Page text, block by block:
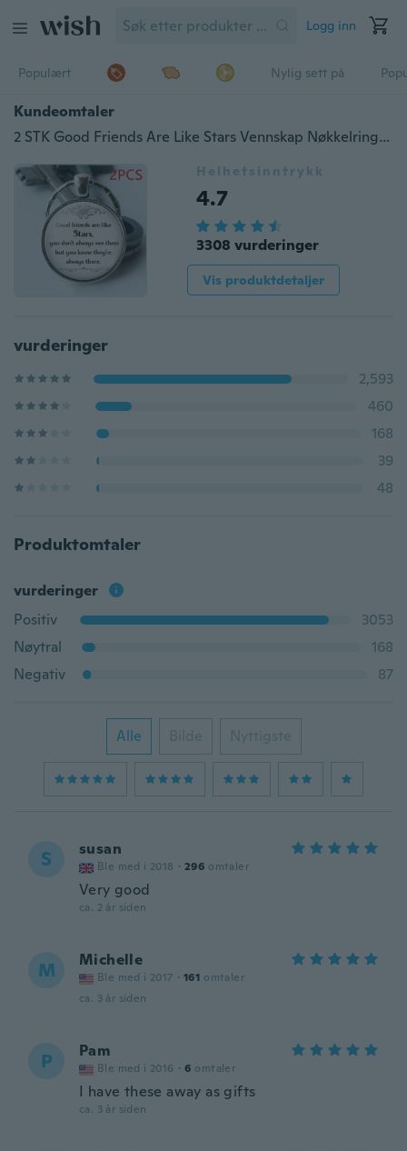
Logg inn
Populært Nylig sett på
Kundeomtaler
2 STK Good Friends Are Like Stars Vennskap Nøkkelring Nøkkelring Rustfritt Stål Beste Venn Brev Bil Nøkkelring Anheng Nøkkelringer Gaver til venner
Helhetsinntrykk
4.7
3308 vurderinger
Vis produktdetaljer
vurderinger
2,593
460
168
39
48
Produktomtaler
vurderinger
Positiv
3053
Nøytral
168
Negativ
87
Alle Bilde Nyttigste
S susan
Ble med i 2018 · 296 omtaler
Very good
ca. 2 år siden
M Michelle
Ble med i 2017 · 161 omtaler
ca. 3 år siden
P Pam
Ble med i 2016 · 6 omtaler
I have these away as gifts
ca. 3 år siden